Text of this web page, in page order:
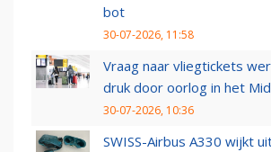
bot
30-07-2026, 11:58
Vraag naar vliegtickets
druk door oorlog in het
30-07-2026, 10:36
SWISS-Airbus A330 wijkt